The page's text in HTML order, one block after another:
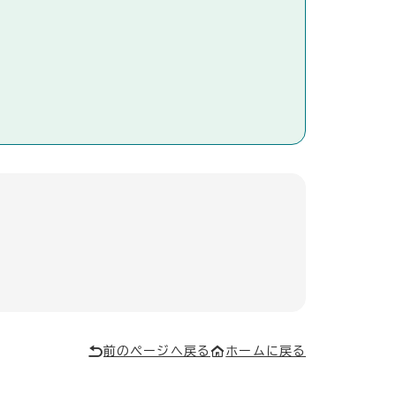
前のページへ戻る ホームに戻る